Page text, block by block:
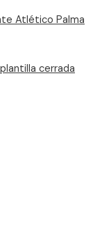
Atlético Palma
cerrada